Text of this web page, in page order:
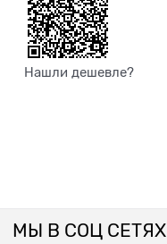
Нашли дешевле?
МЫ В СОЦ СЕТЯХ